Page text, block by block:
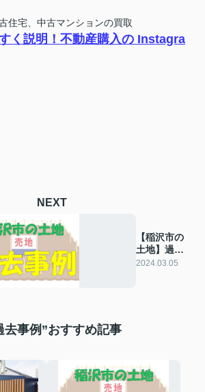
中古マンションの買取
く説明！不動産購入の Instagra
NEXT
【稲沢市の
土地】過去
の販売事例
2024.03.05
去事例”おすすめ記事